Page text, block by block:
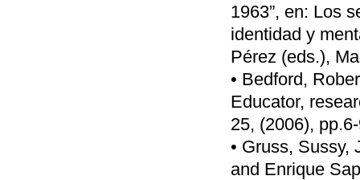
1963”, en: Los
identidad y
Pérez (eds.),
• Bedford,
Educator,
25, (2006),
• Gruss, Sussy,
and Enrique